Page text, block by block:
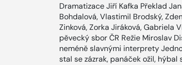
Dramatizace Jiří Kafka Překlad
Bohdalová, Vlastimil Brodský,
Zinková, Zorka Jiráková, Gabriela
pěvecký sbor ČR Režie Miroslav
neméně slavnými interprety
stal se zázrak, panáček ožil,